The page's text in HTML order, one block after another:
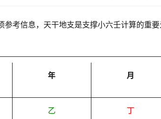
参考信息，天干地支是支撑小六壬计算的重
年 月
乙 丁